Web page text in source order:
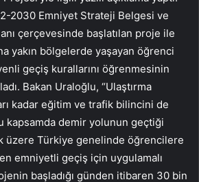
2030 Emniyet Strateji Belgesi ve
çerçevesinde başlatılan proje ile
yakın bölgelerde yaşayan öğrenci
geçiş kurallarını öğrenmesinin
Bakan Uraloğlu, “Ulaştırma
kadar eğitim ve trafik bilincini de
kapsamda demir yolunun geçtiği
üzere Türkiye genelinde öğrencilere
emniyetli geçiş için uygulamalı
başladığı günden itibaren 30 bin